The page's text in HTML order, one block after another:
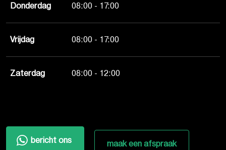
Donderdag 08:00 - 17:00
Vrijdag 08:00 - 17:00
Zaterdag 08:00 - 12:00
bericht ons maak een afspraak